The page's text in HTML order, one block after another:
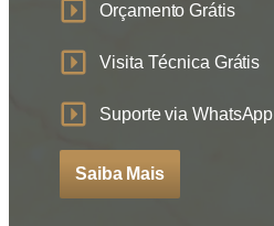
Orçamento Grátis
Visita Técnica Grátis
Suporte via
Saiba Mais